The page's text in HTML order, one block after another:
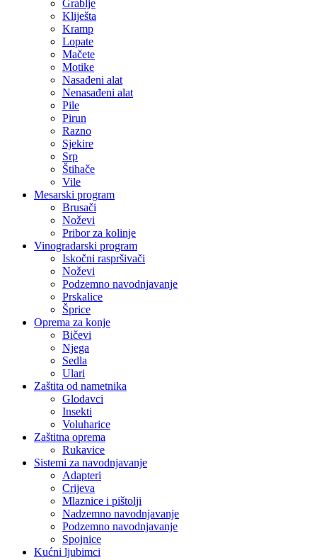
Grablje
Kliješta
Kramp
Lopate
Mačete
Motike
Nasađeni alat
Nenasađeni alat
Pile
Pirun
Razno
Sjekire
Srp
Štihače
Vile
Mesarski program
Brusači
Noževi
Pribor za kolinje
Vinogradarski program
Iskočni raspršivači
Noževi
Podzemno navodnjavanje
Prskalice
Šprice
Oprema za konje
Bičevi
Njega
Sedla
Ulari
Zaštita od nametnika
Glodavci
Insekti
Voluharice
Zaštitna oprema
Rukavice
Sistemi za navodnjavanje
Adapteri
Crijeva
Mlaznice i pištolji
Nadzemno navodnjavanje
Podzemno navodnjavanje
Spojnice
Kućni ljubimci